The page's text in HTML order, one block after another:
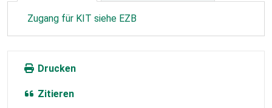
Zugang für KIT siehe EZB
Drucken
Zitieren